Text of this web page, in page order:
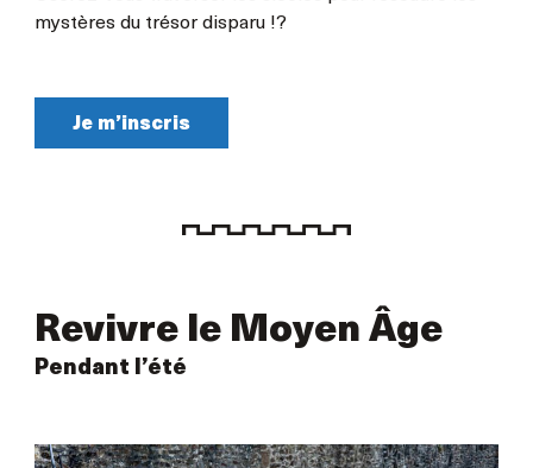
mystères du trésor disparu !?
Je m’inscris
Revivre le Moyen Âge
Pendant l’été